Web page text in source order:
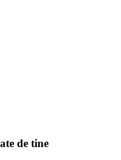
de tine